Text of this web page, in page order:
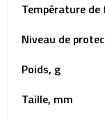
Température
Niveau de
Poids, g
Taille, mm